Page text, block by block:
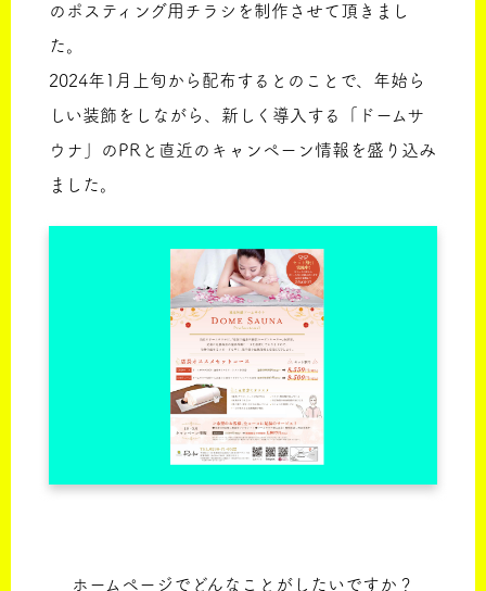
のポスティング用チラシを制作させて頂きまし
た。
2024年1月上旬から配布するとのことで、年始ら
しい装飾をしながら、新しく導入する「ドームサ
ウナ」のPRと直近のキャンペーン情報を盛り込み
ました。
ホームページでどんなことがしたいですか？